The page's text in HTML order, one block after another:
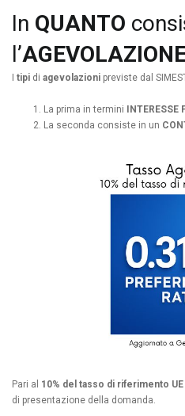
In QUANTO
l’
tipi di agevolazioni previste dal
La prima in termini
La seconda consiste in un
Pari al 10% del tasso di riferimento UE
di presentazione della domanda.